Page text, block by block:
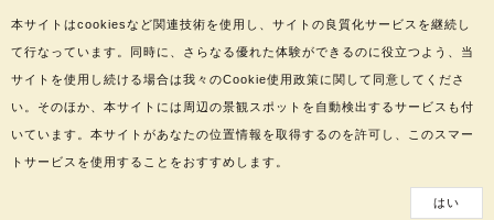
本サイトはcookiesなど関連技術を使用し、サイトの良質化サービスを継続し
て行なっています。同時に、さらなる優れた体験ができるのに役立つよう、当
サイトを使用し続ける場合は我々のCookie使用政策に関して同意してくださ
い。そのほか、本サイトには周辺の景観スポットを自動検出するサービスも付
いています。本サイトがあなたの位置情報を取得するのを許可し、このスマー
トサービスを使用することをおすすめします。
はい